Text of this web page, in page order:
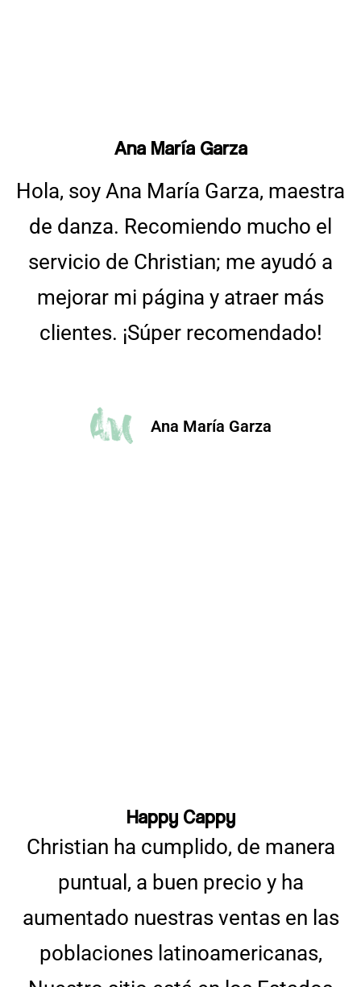
Ana María Garza
Hola, soy Ana María Garza, maestra
de danza. Recomiendo mucho el
servicio de Christian; me ayudó a
mejorar mi página y atraer más
clientes. ¡Súper recomendado!
Ana María Garza
Happy Cappy
Christian ha cumplido, de manera
puntual, a buen precio y ha
aumentado nuestras ventas en las
poblaciones latinoamericanas,